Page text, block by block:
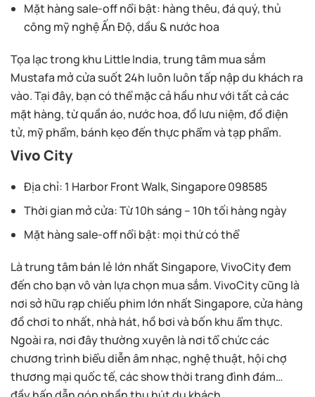
Mặt hàng sale-off nổi bật: hàng thêu, đá quý, thủ
công mỹ nghệ Ấn Độ, dầu & nước hoa
Tọa lạc trong khu Little India, trung tâm mua sắm
Mustafa mở cửa suốt 24h luôn luôn tấp nập du khách ra
vào. Tại đây, bạn có thể mặc cả hầu như với tất cả các
mặt hàng, từ quần áo, nước hoa, đồ lưu niệm, đồ điện
tử, mỹ phẩm, bánh kẹo đến thực phẩm và tạp phẩm.
Vivo City
Địa chỉ: 1 Harbor Front Walk, Singapore 098585
Thời gian mở cửa: Từ 10h sáng – 10h tối hàng ngày
Mặt hàng sale-off nổi bật: mọi thứ có thể
Là trung tâm bán lẻ lớn nhất Singapore, VivoCity đem
đến cho bạn vô vàn lựa chọn mua sắm. VivoCity cũng là
nơi sở hữu rạp chiếu phim lớn nhất Singapore, cửa hàng
đồ chơi to nhất, nhà hát, hồ bơi và bốn khu ẩm thực.
Ngoài ra, nơi đây thường xuyên là nơi tổ chức các
chương trình biểu diễn âm nhạc, nghệ thuật, hội chợ
thương mại quốc tế, các show thời trang đình đám…